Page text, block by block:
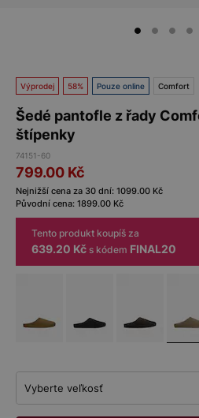
Výprodej 58% Pouze online Comfort
Šedé pantofle z řady
štípenky
74151-60
799.00 Kč
Nejnižší cena za 30 dní: 1099.00 Kč
Původní cena: 1899.00 Kč
Tento produkt koupíš za
639.20 Kč s kódem FINAL20
Vyberte veľkosť